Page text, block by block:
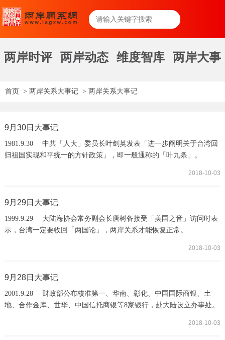
两岸时评 两岸动态 维度智库 两岸大事
首页 > 两岸关系大事记 > 两岸关系大事记
9月30日大事记
1981.9.30 中共「人大」委员长叶剑英发表「进一步阐明关于台湾回
归祖国实现和平统一的方针政策」，即一般通称的「叶九条」。
1999.9.30 中共国务院总理朱镕基表示，台湾问题一定能继香港、澳
门回归祖国后，早日得到解决，中国的完...
2018-10-03
9月29日大事记
1999.9.29 大陆海协会常务副会长唐树备接受「美国之音」访问时表
示，台湾一定要收回「两国论」，两岸关系才能恢复正常。
识，即海峡两岸均坚持「一个中国」原则，才能实现汪辜再次会面和
继续发挥两会功能。而台湾当局单方面采取包括公...
2018-10-03
9月28日大事记
2001.9.28 财政部公布核准第一、华南、彰化、中国国际商银、土
地、合作金库、世华、中国信托商银等8家银行，赴大陆设立办事处。
2018-10-03